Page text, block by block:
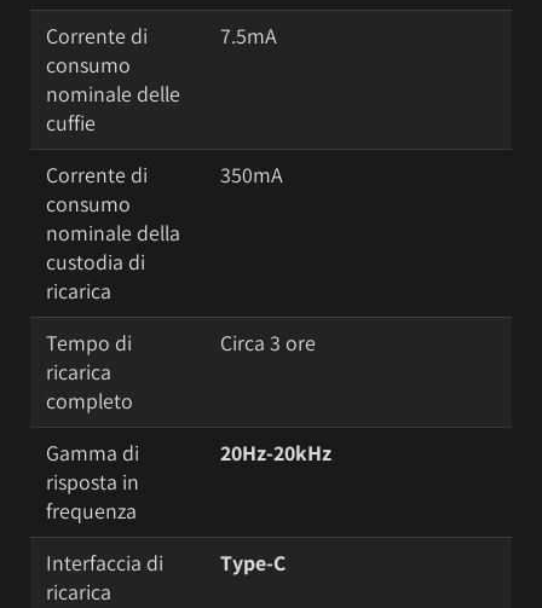
Corrente di
consumo
nominale delle
cuffie
7.5mA
Corrente di
consumo
nominale della
custodia di
ricarica
350mA
Tempo di
ricarica
completo
Circa 3 ore
Gamma di
risposta in
frequenza
20Hz-20kHz
Interfaccia di
ricarica
Type-C